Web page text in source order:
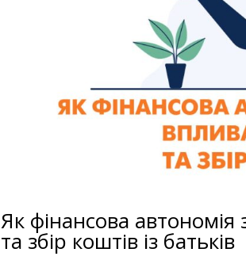
Як фінансова автономія
та збір коштів із батьків